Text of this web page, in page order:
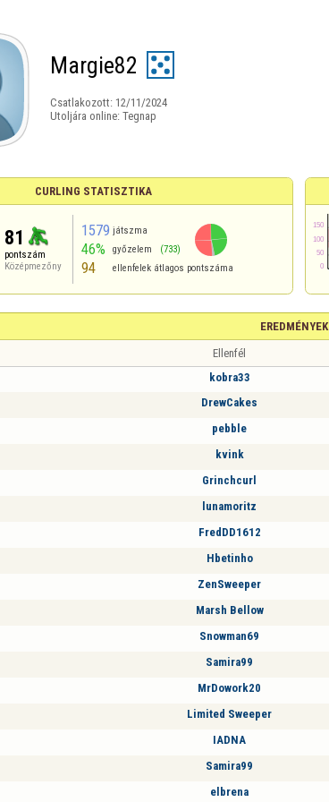
Margie82
Csatlakozott: 12/11/2024
Utoljára online: Tegnap
CURLING STATISZTIKA
81
pontszám
Középmezőny
1579 játszma
46% győzelem (733)
94 ellenfelek átlagos pontszáma
EREDMÉNYEK
Ellenfél
kobra33
DrewCakes
pebble
kvink
Grinchcurl
lunamoritz
FredDD1612
Hbetinho
ZenSweeper
Marsh Bellow
Snowman69
Samira99
MrDowork20
Limited Sweeper
IADNA
Samira99
elbrena